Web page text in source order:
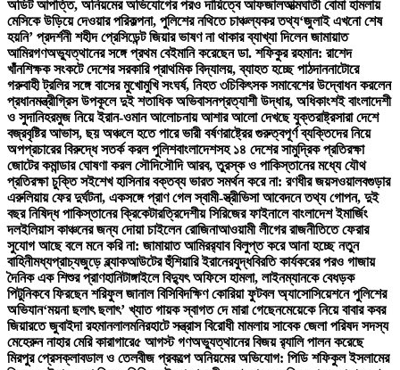
অডিট আপত্তি, অনিয়মের অভিযোগের পরও দায়িত্বে আফজালআত্মঘাতী বোমা হামলায়
মেসিকে উড়িয়ে দেওয়ার পরিকল্পনা, পুলিশের নথিতে চাঞ্চল্যকর তথ্য‘জুলাই এখনো শেষ
হয়নি’ প্রদর্শনী শহীদ প্রেসিডেন্ট জিয়ার ভাষণ না থাকার ব্যাখ্যা দিলেন জামায়াত
আমিরগণঅভ্যুত্থানের সঙ্গে প্রথম বেইমানি করেছেন ডা. শফিকুর রহমান: রাশেদ
খাঁনশিক্ষক সংকটে দেশের সরকারি প্রাথমিক বিদ্যালয়, ব্যাহত হচ্ছে পাঠদাননাটোরে
গরুবাহী ট্রলির সঙ্গে বাসের মুখোমুখি সংঘর্ষ, নিহত ৩চিকিৎসক সমাবেশের উদ্বোধন করলেন
প্রধানমন্ত্রীগ্রিস উপকূলে দুই শতাধিক অভিবাসনপ্রত্যাশী উদ্ধার, অধিকাংশই বাংলাদেশী
ও সুদানিহরমুজ নিয়ে ইরান-ওমান আলোচনায় আশার আলো দেখছে যুক্তরাষ্ট্রসারা দেশে
বজ্রবৃষ্টির আভাস, ছয় অঞ্চলে হতে পারে ভারী বর্ষণরাষ্ট্রের গুরুত্বপূর্ণ ব্যক্তিদের নিয়ে
অপপ্রচারের বিরুদ্ধে সতর্ক করল পুলিশবাংলাদেশসহ ১৪ দেশের সামুদ্রিক প্রতিরক্ষা
জোটের কমান্ডার ঘোষণা করল সৌদিসৌদি আরব, তুরস্ক ও পাকিস্তানের মধ্যে যৌথ
প্রতিরক্ষা চুক্তি সইশেখ হাসিনার বক্তব্য ভারত সমর্থন করে না: রণধীর জয়সওয়ালবগুড়ার
এরুলিয়ায় ফের দুর্ঘটনা, একসঙ্গে প্রাণ গেল স্বামী-স্ত্রীভিসা আবেদনে তথ্য গোপন, দুই
বছর নিষিদ্ধ পাকিস্তানের ক্রিকেটারত্রিদেশীয় সিরিজের ফাইনালে বাংলাদেশ ইমার্জিং
দলইলিয়াস কাঞ্চনের জন্য দোয়া চাইলেন রোজিনাআওয়ামী লীগের রাজনীতিতে ফেরার
সুযোগ আছে বলে মনে করি না: জামায়াত আমিরর‍্যাব বিলুপ্ত করে আনা হচ্ছে নতুন
বাহিনীমধ্যপ্রাচ্যজুড়ে ব্ল্যাকআউটের হুঁশিয়ারি ইরানেরযুদ্ধবিরতি কার্যকরের পরও গাজায়
দৈনিক এক শিশুর প্রাণহানিটাঙ্গাইলে বিদ্যুৎ অফিসে হামলা, লাইনম্যানকে বেধড়ক
পিটুনিকবে ফিরছেন শরিফুল জানাল বিসিবিদক্ষিণ কোরিয়া ফুটবল অ্যাসোসিয়েশনে পুলিশের
অভিযান‘ময়না ছলাৎ ছলাৎ’ খ্যাত গায়ক স্বাগত দে মারা গেছেনমেয়েকে নিয়ে বাবার কবর
জিয়ারতে জুবাইদা রহমানলালমনিরহাটে সন্ত্রাস বিরোধী মামলায় সাবেক জেলা পরিষদ সদস্য
মেহেরুন নাহার মেরি কারাগারে৫ আগস্ট গণঅভ্যুত্থানের বিজয় র‍্যালি পালন করেছে
মিরপুর প্রেসক্লাবডাল ও তেলবীজ প্রকল্পে অনিয়মের অভিযোগ: পিডি শফিকুল ইসলামের